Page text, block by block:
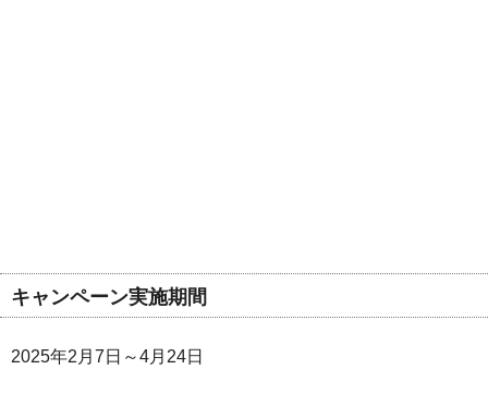
キャンペーン実施期間
2025年2月7日～4月24日